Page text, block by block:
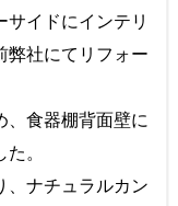
イドにインテリ
弊社にてリフォー
、食器棚背面壁に
。
、ナチュラルカン